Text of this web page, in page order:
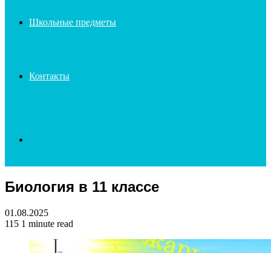
Школьные предметы
Контакты
for
Биология в 11 классе
01.08.2025
115 1 minute read